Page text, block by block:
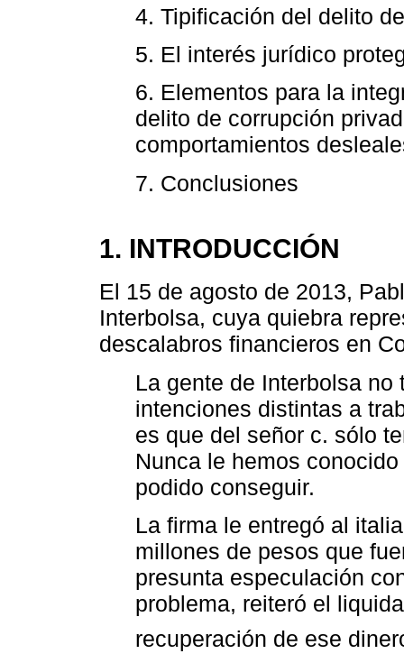
4. Tipificación del delito
5. El interés jurídico
6. Elementos para la
delito de corrupción
comportamientos
7. Conclusiones
1. INTRODUCCIÓN
El 15 de agosto de 2013,
Interbolsa, cuya quiebra
descalabros financieros en
La gente de Interbolsa
intenciones distintas a
es que del señor c. sólo
Nunca le hemos
podido conseguir.
La firma le entregó al
millones de pesos que
presunta especulación
problema, reiteró el
recuperación de ese